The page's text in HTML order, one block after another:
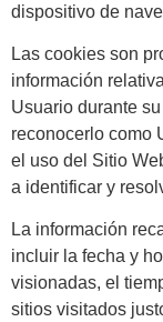
dispositivo de
Las cookies son
información
Usuario durante
reconocerlo como
el uso del Sitio
a identificar y
La información
incluir la fecha y
visionadas, el
sitios visitados